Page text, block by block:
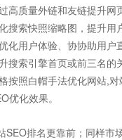
高质量外链和友链提升网
搜索快照缩略图，提升用
化用户体验、协协助用户
搜索引擎首页或前三名
按照白帽手法优化网站,
优化效果。
SEO排名更靠前；同样市